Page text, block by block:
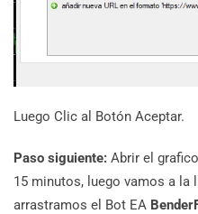
Luego Clic al Botón Aceptar.
Paso siguiente: Abrir el
15 minutos, luego vamos a la
arrastramos el Bot EA